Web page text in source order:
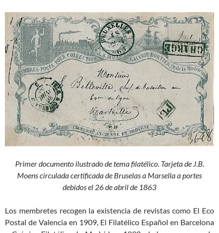
Primer documento ilustrado de tema filatélico. Tarjeta de J.B.
Moens circulada certificada de Bruselas a Marsella a portes
debidos el 26 de abril de 1863
Los membretes recogen la existencia de revistas como El Eco
Postal de Valencia en 1909, El Filatélico Español en Barcelona